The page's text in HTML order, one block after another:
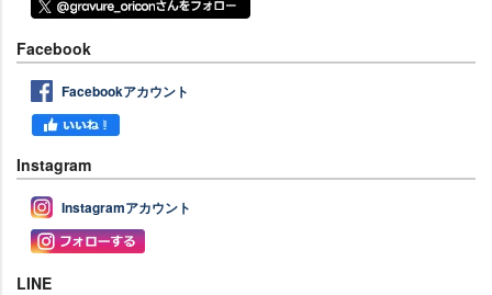
Facebook
Facebookアカウント
Instagram
Instagramアカウント
LINE